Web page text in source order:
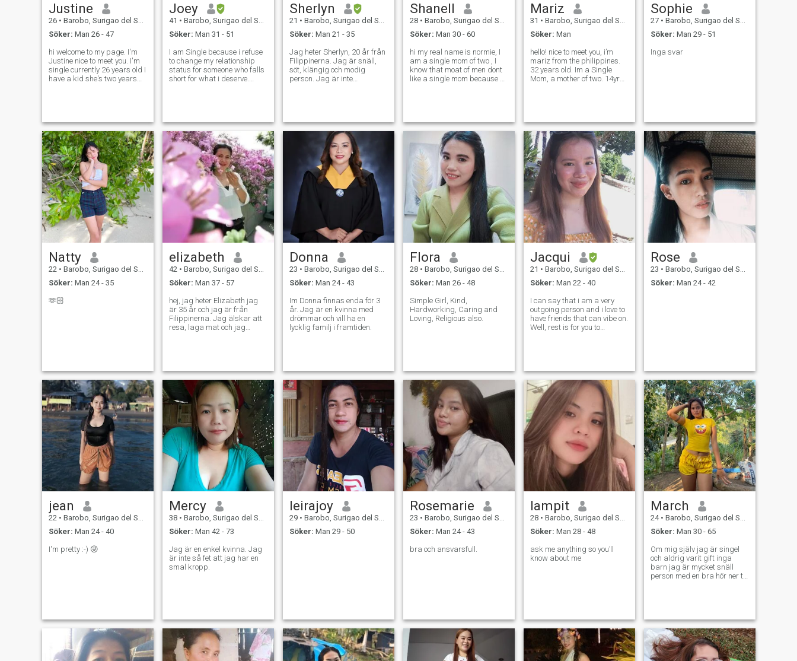
Justine
26 • Barobo, Surigao del Sur, Filippinerna
Söker: Man 26 - 47
hi welcome to my page. I'm
Justine nice to meet you. I'm
single currently 26 years old I
have a kid she's two years
stop working for the mean
Joey
41 • Barobo, Surigao del Sur, Filippinerna
Söker: Man 31 - 51
I am Single because i refuse
to change my relationship
status for someone who falls
short for what i deserve.
understand that Loyalty,
Commitment, and Hones
Sherlyn
21 • Barobo, Surigao del Sur, Filippinerna
Söker: Man 21 - 35
Jag heter Sherlyn, 20 år från
Filippinerna. Jag är snäll,
söt, klängig och modig
person. Jag är inte
studerar för närvarande här
i Filippinerna, bedriver
utbildning kurs. Jag söker
en man, inte bara en pojke.
En man som kommer att
älska mig villkorslöst, En
man som kommer att vällas
för att stödja mig i allt, En
man som kommer att bygga
en egen familj med mig, En
man som är modig, generös,
snäll, ödmjuk, och
naturligtvis En man som
väller för att förstå min unika
typen eller mannen, vänligen
meddela mig! Jag kommer
att berätta prankly, jag
behöver en pojkvän som kan
ekonomiskt, eftersom jag är
student och ingen stödde
mig utom med min egen.
Shanell
28 • Barobo, Surigao del Sur, Filippinerna
Söker: Man 30 - 60
hi my real name is normie, I
am a single mom of two , I
know that moat of men dont
like a single mom because of
teacher here in Philippines so
I c
Mariz
31 • Barobo, Surigao del Sur, Filippinerna
Söker: Man
hello! nice to meet you, i’m
mariz from the philippines.
32 years old. Im a Single
Mom, a mother of two. 14yrs
simple and contented life. i’m
not a pla
Sophie
27 • Barobo, Surigao del Sur, Filippinerna
Söker: Man 29 - 51
Inga svar
Natty
22 • Barobo, Surigao del Sur, Filippinerna
Söker: Man 24 - 35
🫶🏻
elizabeth
42 • Barobo, Surigao del Sur, Filippinerna
Söker: Man 37 - 57
hej, jag heter Elizabeth jag
är 35 år och jag är från
Filippinerna. Jag älskar att
resa, laga mat och jag
Donna
23 • Barobo, Surigao del Sur, Filippinerna
Söker: Man 24 - 43
Im Donna finnas enda för 3
år. Jag är en kvinna med
drömmar och vill ha en
lycklig familj i framtiden.
Flora
28 • Barobo, Surigao del Sur, Filippinerna
Söker: Man 26 - 48
Simple Girl, Kind,
Hardworking, Caring and
Loving, Religious also.
Jacqui
21 • Barobo, Surigao del Sur, Filippinerna
Söker: Man 22 - 40
I can say that i am a very
outgoing person and i love to
have friends that can vibe on.
Well, rest is for you to
Rose
23 • Barobo, Surigao del Sur, Filippinerna
Söker: Man 24 - 42
jean
22 • Barobo, Surigao del Sur, Filippinerna
Söker: Man 24 - 40
I'm pretty :⁠-⁠) 😜
Mercy
38 • Barobo, Surigao del Sur, Filippinerna
Söker: Man 42 - 73
Jag är en enkel kvinna. Jag
är inte så fet att jag har en
smal kropp.
leirajoy
29 • Barobo, Surigao del Sur, Filippinerna
Söker: Man 29 - 50
Rosemarie
23 • Barobo, Surigao del Sur, Filippinerna
Söker: Man 24 - 43
bra och ansvarsfull.
lampit
28 • Barobo, Surigao del Sur, Filippinerna
Söker: Man 28 - 48
ask me anything so you’ll
know about me
March
24 • Barobo, Surigao del Sur, Filippinerna
Söker: Man 30 - 65
Om mig själv jag är singel
och aldrig varit gift inga
barn jag är mycket snäll
person med en bra hör ner till
stränder Falls jag älskar
matlagning Trädgård
simning Fiske Dykning
Mountain natur Biking